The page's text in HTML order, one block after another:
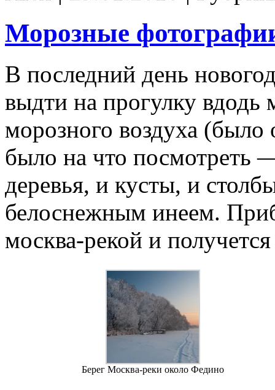
Морозные
В последний день
выдти на прогулку вдодь
морозного воздуха (было
было на что посмотреть
деревья, и кусты, и
белоснежным инеем.
москва-рекой и
Берег Москва-реки около Федино